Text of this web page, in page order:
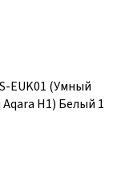
EUK01 (Умный
H1) Белый 1